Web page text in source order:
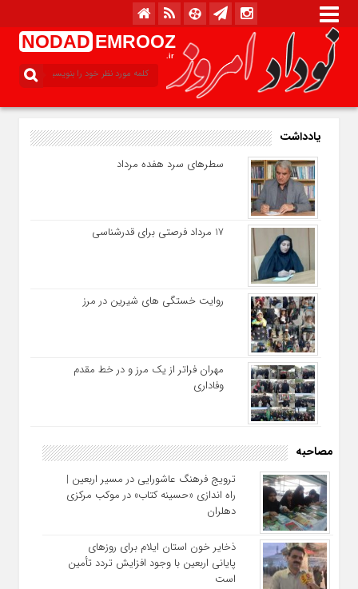
NODAD EMROOZ
.ir
یادداشت
سطرهای سرد هفده مرداد
17 مرداد فرصتی برای قدرشناسی
روایت خستگی‌ های شیرین در مرز
مهران فراتر از یک مرز و در خط مقدم
وفاداری
مصاحبه
ترویج فرهنگ عاشورایی در مسیر اربعین |
راه‌ اندازی «حسینه کتاب» در موکب مرکزی
دهلران
ذخایر خون استان ایلام برای روزهای
پایانی اربعین با وجود افزایش تردد تأمین
است